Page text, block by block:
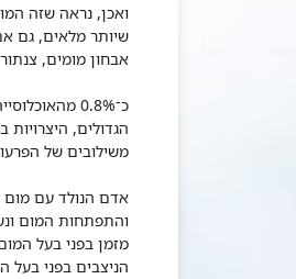
ואכן, נראה שזה
שיותר מלאים, גם
אבחון מומים, צנתור
כ־0.8%
הגדולים,
משילובים של
אדם הנולד עם מום
והתפתחות המום
מזמן בפני בעל
הניצבים בפני בעל